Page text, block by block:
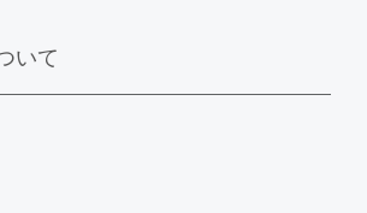
いて